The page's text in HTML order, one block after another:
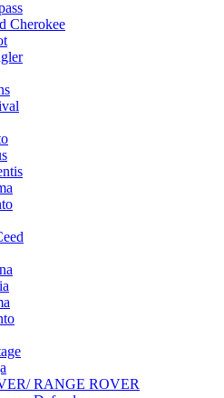
Cherokee
RANGE ROVER